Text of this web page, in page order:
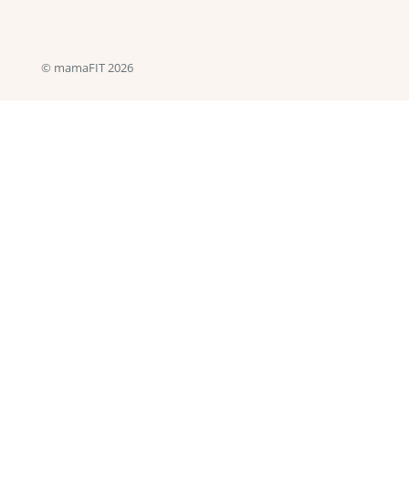
© mamaFIT 2026